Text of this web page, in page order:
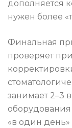
дополняется
нужен более
Финальная
проверяет
занимает 2–3
«в один день»